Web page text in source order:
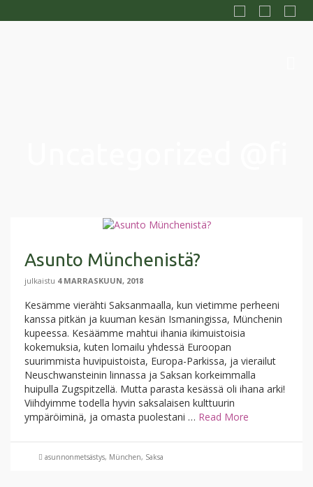
Asunto Münchenistä?
julkaistu 4 MARRASKUUN, 2018
Kesämme vierähti Saksanmaalla, kun vietimme perheeni
kanssa pitkän ja kuuman kesän Ismaningissa, Münchenin
kupeessa. Kesäämme mahtui ihania ikimuistoisia
kokemuksia, kuten lomailu yhdessä Euroopan
suurimmista huvipuistoista, Europa-Parkissa, ja vierailut
Neuschwansteinin linnassa ja Saksan korkeimmalla
huipulla Zugspitzellä. Mutta parasta kesässä oli ihana arki!
Viihdyimme todella hyvin saksalaisen kulttuurin
ympäröiminä, ja omasta puolestani … Read More
asunnonmetsästys, München, Saksa